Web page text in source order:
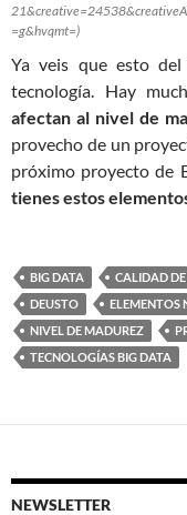
=g&hvqmt=)
Ya veis que esto
tecnología. Hay
afectan al nivel de
provecho de un
próximo proyecto de
tienes estos
BIG DATA CALIDAD
DEUSTO
ELEMENTOS
NIVEL DE MADUREZ
TECNOLOGÍAS BIG DATA
NEWSLETTER